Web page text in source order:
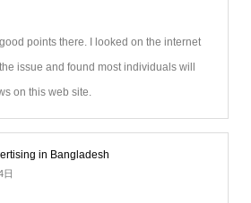
points there. I looked on the internet
issue and found most individuals will
on this web site.
in Bangladesh
日